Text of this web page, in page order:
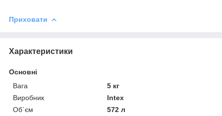
Приховати
Характеристики
Основні
Вага
5 кг
Виробник
Intex
Об`єм
572 л